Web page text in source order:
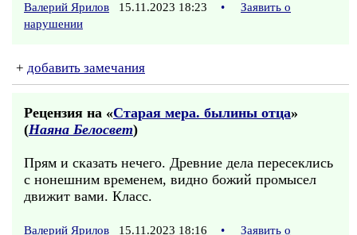
Валерий Ярилов 15.11.2023 18:23 •
Заявить о
нарушении
+ добавить замечания
Рецензия на «Старая мера. былины отца»
(Наяна Белосвет)
Прям и сказать нечего. Древние дела пересеклись
с нонешним временем, видно божий промысел
движит вами. Класс.
Валерий Ярилов 15.11.2023 18:16 •
Заявить о